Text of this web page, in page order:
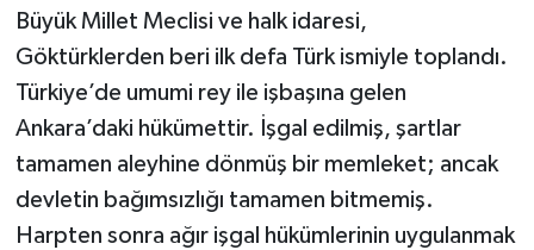
Büyük Millet Meclisi ve halk idaresi,
Göktürklerden beri ilk defa Türk ismiyle toplandı.
Türkiye’de umumi rey ile işbaşına gelen
Ankara’daki hükümettir. İşgal edilmiş, şartlar
tamamen aleyhine dönmüş bir memleket; ancak
devletin bağımsızlığı tamamen bitmemiş.
Harpten sonra ağır işgal hükümlerinin uygulanmak